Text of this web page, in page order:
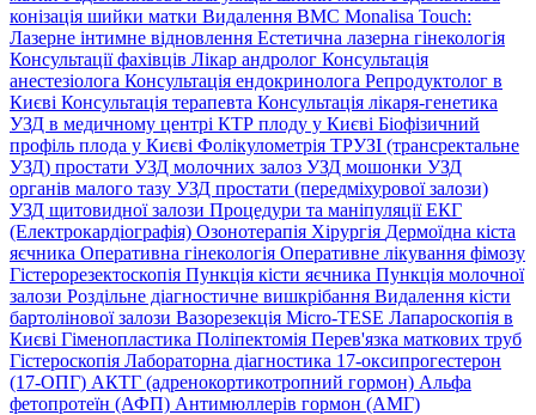
конізація шийки матки Видалення ВМС Monalisa Touch:
Лазерне інтимне відновлення Естетична лазерна гінекологія
Консультації фахівців Лікар андролог Консультація
анестезіолога Консультація ендокринолога Репродуктолог в
Києві Консультація терапевта Консультація лікаря-генетика
УЗД в медичному центрі КТР плоду у Києві Біофізичний
профіль плода у Києві Фолікулометрія ТРУЗІ (трансректальне
УЗД) простати УЗД молочних залоз УЗД мошонки УЗД
органів малого тазу УЗД простати (передміхурової залози)
УЗД щитовидної залози Процедури та маніпуляціїЕКГ
(Електрокардіографія) Озонотерапія Хірургія Дермоїдна кіста
яєчника Оперативна гінекологія Оперативне лікування фімозу
Гістерорезектоскопія Пункція кісти яєчника Пункція молочної
залози Роздільне діагностичне вишкрібання Видалення кісти
бартолінової залози Вазорезекція Micro-TESE Лапароскопія в
Києві Гіменопластика Поліпектомія Перев'язка маткових труб
Гістероскопія Лабораторна діагностика 17-оксипрогестерон
(17-ОПГ) АКТГ (адренокортикотропний гормон) Альфа
фетопротеїн (АФП) Антимюллерів гормон (АМГ)